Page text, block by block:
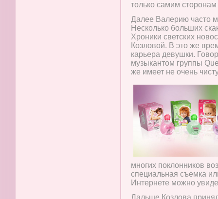
только самим
Далее Валерию часто
Несколько больших
Хроники светских
Козловой. В это же
карьера девушки.
музыкантом группы
же имеет не очень
многих поклонников
специальная съемка
Интернете можно
Дальше Козлова